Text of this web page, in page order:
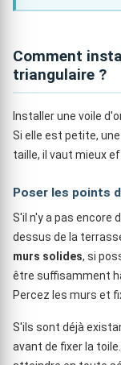
Comment
triangulaire ?
Installer une voile
Si elle est petite,
taille, il vaut mieux
Poser les points
S'il n'y a pas encore
dessus de la
murs solides, si
être suffisamment
Percez les murs et
S'ils sont déjà
avant de fixer la